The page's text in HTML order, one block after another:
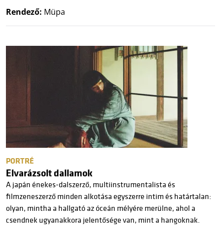
Rendező: Müpa
PORTRÉ
Elvarázsolt dallamok
A japán énekes-dalszerző, multiinstrumentalista és
filmzeneszerző minden alkotása egyszerre intim és határtalan:
olyan, mintha a hallgató az óceán mélyére merülne, ahol a
csendnek ugyanakkora jelentősége van, mint a hangoknak.